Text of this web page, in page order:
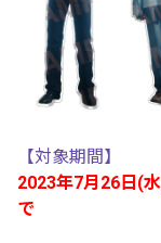
【対象期間】
2023年7月26日(
で